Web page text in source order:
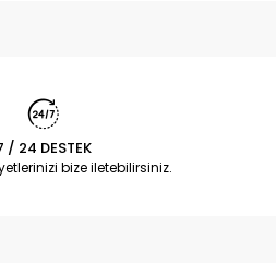
/ 24 DESTEK
bize iletebilirsiniz.